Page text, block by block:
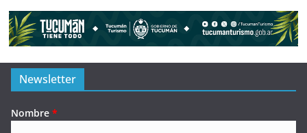
Newsletter
Nombre *